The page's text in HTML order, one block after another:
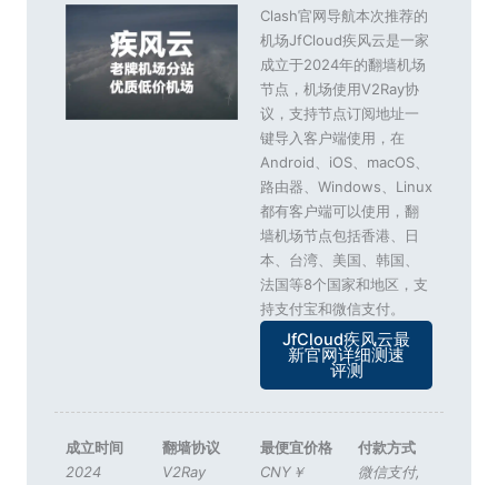
Clash官网导航本次推荐的
机场JfCloud疾风云是一家
成立于2024年的翻墙机场
节点，机场使用V2Ray协
议，支持节点订阅地址一
键导入客户端使用，在
Android、iOS、macOS、
路由器、Windows、Linux
都有客户端可以使用，翻
墙机场节点包括香港、日
本、台湾、美国、韩国、
法国等8个国家和地区，支
持支付宝和微信支付。
JfCloud疾风云最
新官网详细测速
评测
成立时间
2024
翻墙协议
V2Ray
最便宜价格
CNY￥
付款方式
微信支付,